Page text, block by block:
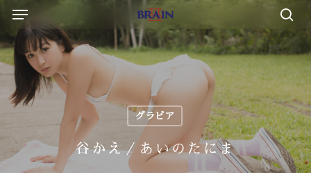
Skip
main
content
Menu
グラビア
谷かえ／あいのたにま